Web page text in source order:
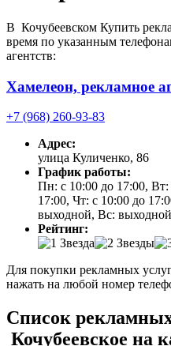
В Кочубеевском Купить
время по указанным
агентств:
Хамелеон, рекламное
+7 (968) 260-93-83
Адрес:
улица Куличенко, 86
График работы:
Пн: с 10:00 до 17:00,
17:00, Чт: с 10:00 до
выходной, Вс: выходной
Рейтинг:
Для покупки рекламных
нажать на любой номер
Список рекламных
Кочубеевское на